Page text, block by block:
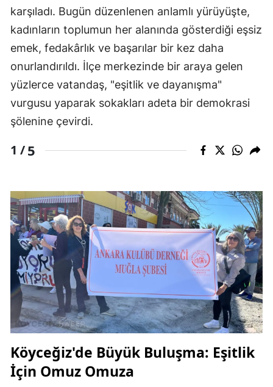
karşıladı. Bugün düzenlenen anlamlı yürüyüşte,
kadınların toplumun her alanında gösterdiği eşsiz
emek, fedakârlık ve başarılar bir kez daha
onurlandırıldı. İlçe merkezinde bir araya gelen
yüzlerce vatandaş, "eşitlik ve dayanışma"
vurgusu yaparak sokakları adeta bir demokrasi
şölenine çevirdi.
1 /5
Köyceğiz'de Büyük Buluşma: Eşitlik
İçin Omuz Omuza